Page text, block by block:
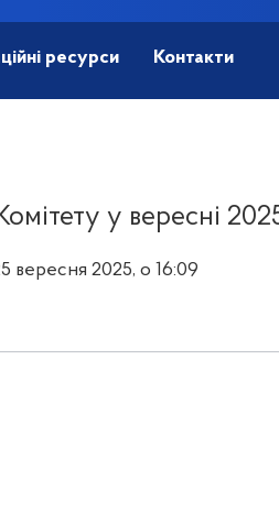
ресурси Контакти
у вересні
вересня 2025, о 16:09